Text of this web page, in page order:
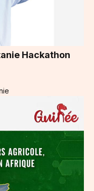
Hackathon